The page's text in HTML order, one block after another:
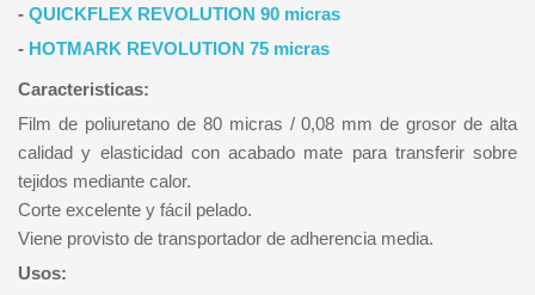
- QUICKFLEX REVOLUTION 90 micras
- HOTMARK REVOLUTION 75 micras
Caracteristicas:
Film de poliuretano de 80 micras / 0,08 mm de grosor de alta
calidad y elasticidad con acabado mate para transferir sobre
tejidos mediante calor.
Corte excelente y fácil pelado.
Viene provisto de transportador de adherencia media.
Usos: